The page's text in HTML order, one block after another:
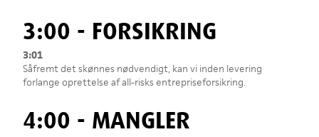
3:00 - FORSIKRING
3:01
Såfremt det skønnes nødvendigt, kan vi inden levering
forlange oprettelse af all-risks entrepriseforsikring.
4:00 - MANGLER